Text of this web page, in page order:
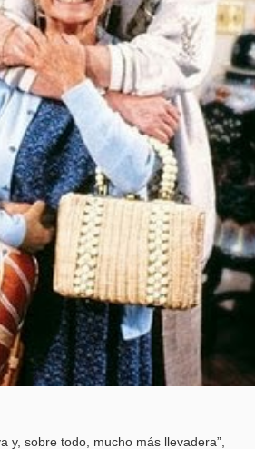
y, sobre todo, mucho más llevadera”,